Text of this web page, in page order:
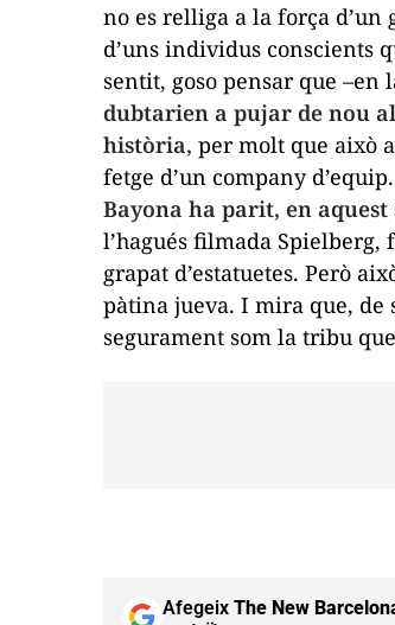
no es relliga a la força d’un
d’uns individus conscients
sentit, goso pensar que
dubtarien a pujar de nou
història, per molt que això
fetge d’un company d’equip.
Bayona ha parit, en
l’hagués filmada
grapat d’estatuetes. Però
pàtina jueva. I mira que, de
segurament som la tribu
Afegeix The New